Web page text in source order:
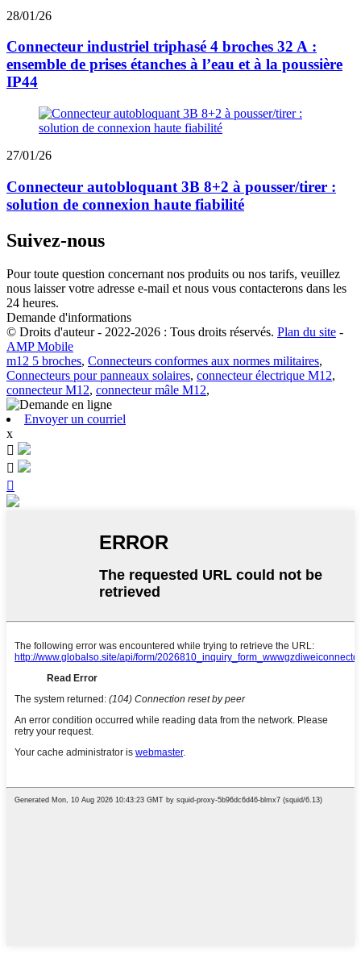
28/01/26
Connecteur industriel triphasé 4 broches 32 A :
ensemble de prises étanches à l’eau et à la poussière
IP44
27/01/26
Connecteur autobloquant 3B 8+2 à pousser/tirer :
solution de connexion haute fiabilité
Suivez-nous
Pour toute question concernant nos produits ou nos tarifs, veuillez
nous laisser votre adresse e-mail et nous vous contacterons dans les
24 heures.
Demande d'informations
© Droits d'auteur - 2022-2026 : Tous droits réservés. Plan du site -
AMP Mobile
m12 5 broches, Connecteurs conformes aux normes militaires,
Connecteurs pour panneaux solaires, connecteur électrique M12,
connecteur M12, connecteur mâle M12,
Envoyer un courriel
x


